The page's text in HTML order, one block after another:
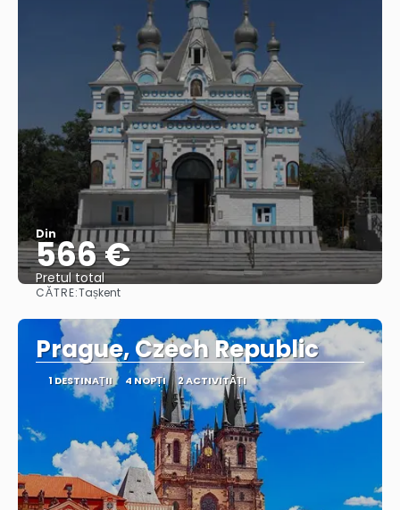
Din
566 €
Pretul total
CĂTRE:Tașkent
Prague, Czech Republic
1 DESTINAŢII 4 NOPȚI 2 ACTIVITĂȚI